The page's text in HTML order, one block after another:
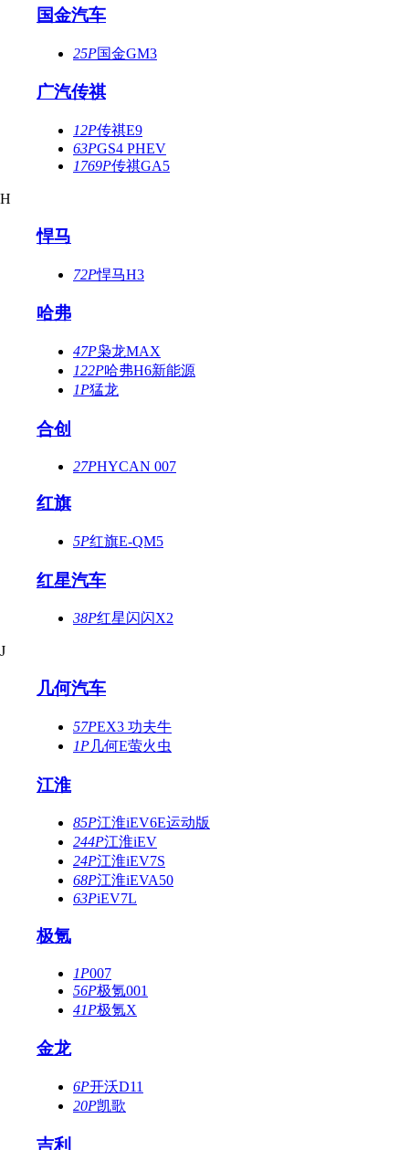
国金汽车
25P国金GM3
广汽传祺
12P传祺E9
63PGS4 PHEV
1769P传祺GA5
H
悍马
72P悍马H3
哈弗
47P枭龙MAX
122P哈弗H6新能源
1P猛龙
合创
27PHYCAN 007
红旗
5P红旗E-QM5
红星汽车
38P红星闪闪X2
J
几何汽车
57PEX3 功夫牛
1P几何E萤火虫
江淮
85P江淮iEV6E运动版
244P江淮iEV
24P江淮iEV7S
68P江淮iEVA50
63PiEV7L
极氪
1P007
56P极氪001
41P极氪X
金龙
6P开沃D11
20P凯歌
吉利